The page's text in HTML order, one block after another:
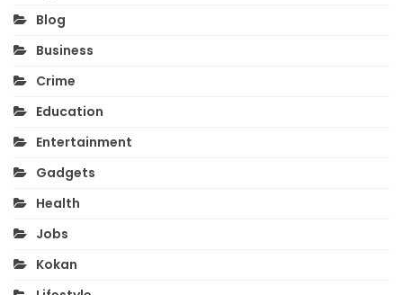
Blog
Business
Crime
Education
Entertainment
Gadgets
Health
Jobs
Kokan